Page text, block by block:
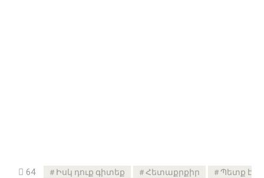
64 Իսկ դուք գիտեք Հետաքրքիր
Պետք է